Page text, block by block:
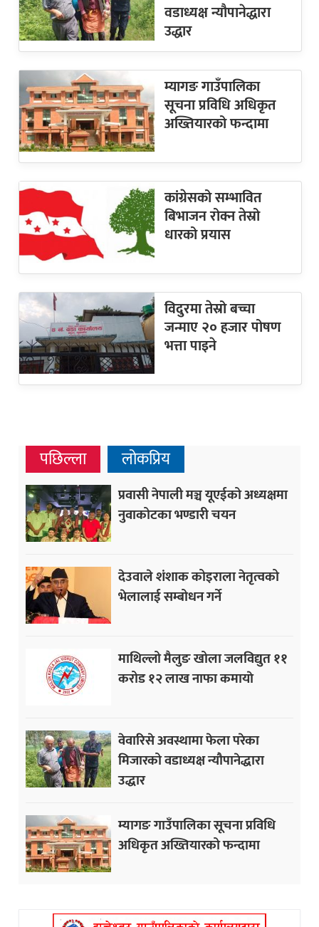
वडाध्यक्ष न्यौपानेद्धारा
उद्धार
म्यागङ गाउँपालिका
सूचना प्रविधि अधिकृत
अख्तियारको फन्दामा
कांग्रेसको सम्भावित
बिभाजन रोक्न तेस्रो
धारको प्रयास
विदुरमा तेस्रो बच्चा
जन्माए २० हजार पोषण
भत्ता पाइने
पछिल्ला लोकप्रिय
प्रवासी नेपाली मञ्च यूएईको अध्यक्षमा
नुवाकोटका भण्डारी चयन
देउवाले शंशाक कोइराला नेतृत्वको
भेलालाई सम्बोधन गर्ने
माथिल्लो मैलुङ खोला जलविद्युत ११
करोड १२ लाख नाफा कमायाे
वेवारिसे अवस्थामा फेला परेका
मिजारको वडाध्यक्ष न्यौपानेद्धारा
उद्धार
म्यागङ गाउँपालिका सूचना प्रविधि
अधिकृत अख्तियारको फन्दामा